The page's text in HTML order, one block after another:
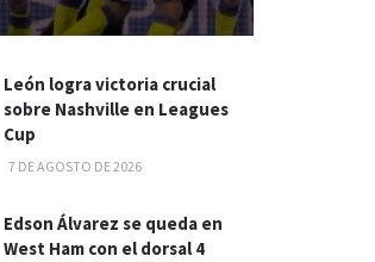
León logra victoria crucial
sobre Nashville en Leagues
Cup
7 DE AGOSTO DE 2026
Edson Álvarez se queda en
West Ham con el dorsal 4